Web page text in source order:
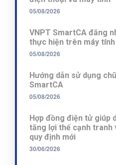
05/08/2026
VNPT SmartCA đăng
thực hiện trên máy
05/08/2026
Hướng dẫn sử dụng
SmartCA
05/08/2026
Hợp đồng điện tử giúp
tăng lợi thế cạnh tranh
quy định mới
30/06/2026